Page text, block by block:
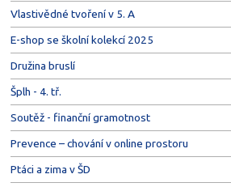
Vlastivědné tvoření v 5. A
E-shop se školní kolekcí 2025
Družina bruslí
Šplh - 4. tř.
Soutěž - finanční gramotnost
Prevence – chování v online prostoru
Ptáci a zima v ŠD